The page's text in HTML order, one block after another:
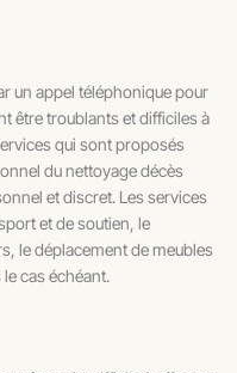
un appel téléphonique pour
être troublants et difficiles à
qui sont proposés
du nettoyage décès
et discret. Les services
et de soutien, le
le déplacement de meubles
cas échéant.